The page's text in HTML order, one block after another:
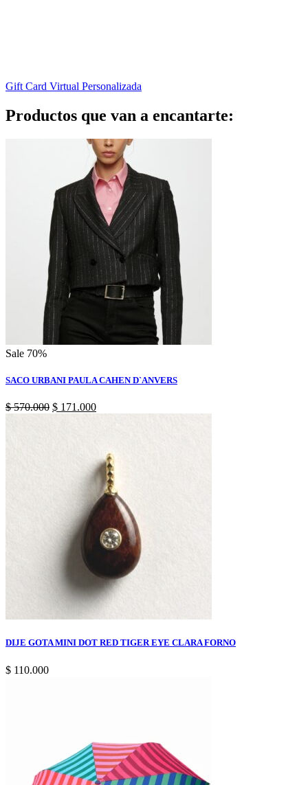
Gift Card Virtual Personalizada
Productos que van a encantarte:
Sale 70%
SACO URBANI PAULA CAHEN D`ANVERS
$570.000 El
$ 171.000El
$ 171.000.
DIJE GOTA MINI DOT RED TIGER EYE CLARA FORNO
$ 110.000